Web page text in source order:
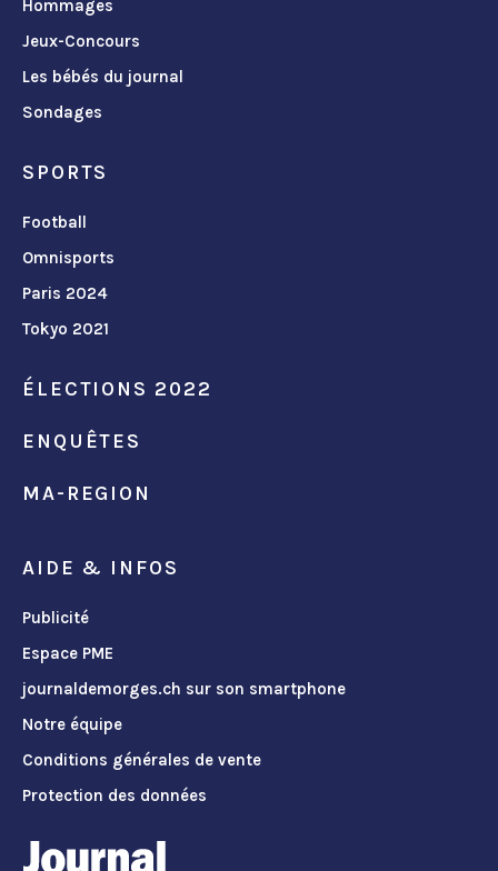
Hommages
Jeux-Concours
Les bébés du journal
Sondages
SPORTS
Football
Omnisports
Paris 2024
Tokyo 2021
ÉLECTIONS 2022
ENQUÊTES
MA-REGION
AIDE & INFOS
Publicité
Espace PME
journaldemorges.ch sur son smartphone
Notre équipe
Conditions générales de vente
Protection des données